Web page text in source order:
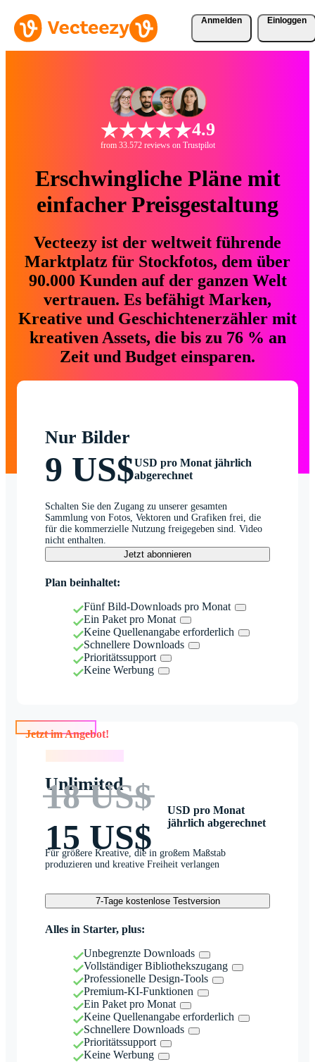
Anmelden Einloggen
4.9
from 33.572 reviews on Trustpilot
Erschwingliche Pläne mit
einfacher Preisgestaltung
Vecteezy ist der weltweit führende
Marktplatz für Stockfotos, dem über
90.000 Kunden auf der ganzen Welt
vertrauen. Es befähigt Marken,
Kreative und Geschichtenerzähler mit
kreativen Assets, die bis zu 76 % an
Zeit und Budget einsparen.
Nur Bilder
9 US$USD pro Monat jährlich
abgerechnet
Schalten Sie den Zugang zu unserer gesamten
Sammlung von Fotos, Vektoren und Grafiken frei, die
für die kommerzielle Nutzung freigegeben sind. Video
nicht enthalten.
Jetzt abonnieren
Plan beinhaltet:
Fünf Bild-Downloads pro Monat
Ein Paket pro Monat
Keine Quellenangabe erforderlich
Schnellere Downloads
Prioritätssupport
Keine Werbung
Jetzt im Angebot!
Unlimited
18 US$
15 US$
USD pro Monat
jährlich abgerechnet
Für größere Kreative, die in großem Maßstab
produzieren und kreative Freiheit verlangen
7-Tage kostenlose Testversion
Alles in Starter, plus:
Unbegrenzte Downloads
Vollständiger Bibliothekszugang
Professionelle Design-Tools
Premium-KI-Funktionen
Ein Paket pro Monat
Keine Quellenangabe erforderlich
Schnellere Downloads
Prioritätssupport
Keine Werbung